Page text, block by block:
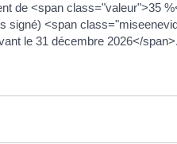
de <span class="valeur">35
signé) <span
le 31 décembre 2026</span>.